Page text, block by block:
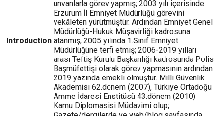
Introduction
unvanlarla görev yapmış; 2003 yılı içerisinde
Erzurum İl Emniyet Müdürlüğü görevini
vekâleten yürütmüştür. Ardından Emniyet Genel
Müdürlüğü-Hukuk Müşavirliği kadrosuna
atanmış, 2005 yılında 1.Sınıf Emniyet
Müdürlüğüne terfi etmiş; 2006-2019 yılları
arası Teftiş Kurulu Başkanlığı kadrosunda Polis
Başmüfettişi olarak görev yapmasının ardından
2019 yazında emekli olmuştur. Milli Güvenlik
Akademisi 62.dönem (2007), Türkiye Ortadoğu
Amme İdaresi Enstitüsü 43.dönem (2010)
Kamu Diplomasisi Müdavimi olup;